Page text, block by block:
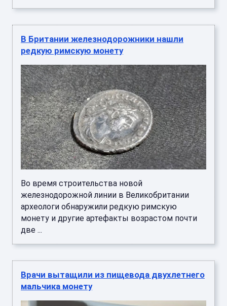
В Британии железнодорожники нашли
редкую римскую монету
Во время строительства новой
железнодорожной линии в Великобритании
археологи обнаружили редкую римскую
монету и другие артефакты возрастом почти
две ...
Врачи вытащили из пищевода двухлетнего
мальчика монету